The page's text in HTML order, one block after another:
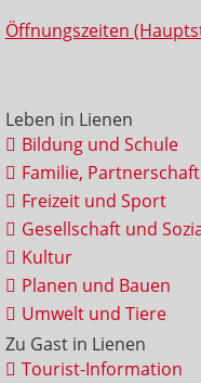
Öffnungszeiten
Leben in Lienen
Bildung und Schule
Familie,
Freizeit und Sport
Gesellschaft und
Kultur
Planen und Bauen
Umwelt und Tiere
Zu Gast in Lienen
Tourist-Information